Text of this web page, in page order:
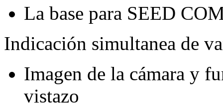
La base para SEED
Indicación simultanea de
Imagen de la cámara y
vistazo